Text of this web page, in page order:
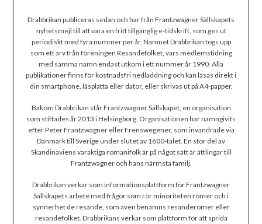
Drabbrikan publiceras sedan och har från Frantzwagner Sällskapets
nyhetsmejl till att vara en fritt tillgänglig e-tidskrift, som ges ut
periodiskt med fyra nummer per år. Namnet Drabbrikan togs upp
som ett arv från föreningen Resandefolket, vars medlemstidning
med samma namn endast utkom i ett nummer år 1990. Alla
publikationer finns för kostnadsfri nedladdning och kan läsas direkt i
din smartphone, läsplatta eller dator, eller skrivas ut på A4-papper.
Bakom Drabbrikan står Frantzwagner Sällskapet, en organisation
som stiftades år 2013 i Helsingborg. Organisationen har namngivits
efter Peter Frantzwagner eller Frenswegener, som invandrade via
Danmark till Sverige under slutet av 1600-talet. En stor del av
Skandinaviens varaktiga romanifolk är på något sätt är ättlingar till
Frantzwagner och hans närmsta familj.
Drabbrikan verkar som informationsplattform för Frantzwagner
Sällskapets arbete med frågor som rör minoriteten romer och i
synnerhet de resande, som även benämns resanderomer eller
resandefolket. Drabbrikans verkar som plattform för att sprida